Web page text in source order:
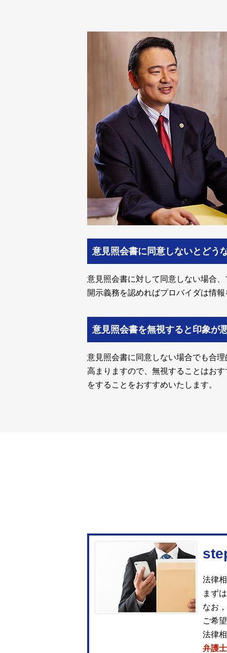
意見照会書に同意しないとどう
意見照会書に対して同意しない場合
開示義務を認めればプロバイダは情
意見照会書を無視すると印象が
意見照会書に同意しない場合でも合
高まりますので、無視することはお
をすることをおすすめいたします。
法律
まず
なお，
ご希
法律
弁護